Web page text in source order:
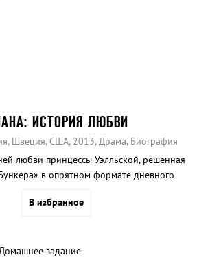
ИСТОРИЯ ЛЮБВИ
Швеция, США, 2013, Драма, Биография
любви принцессы Уэлльской, решенная
в опрятном формате дневного
В избранное